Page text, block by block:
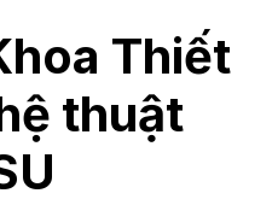
Thiết
thuật